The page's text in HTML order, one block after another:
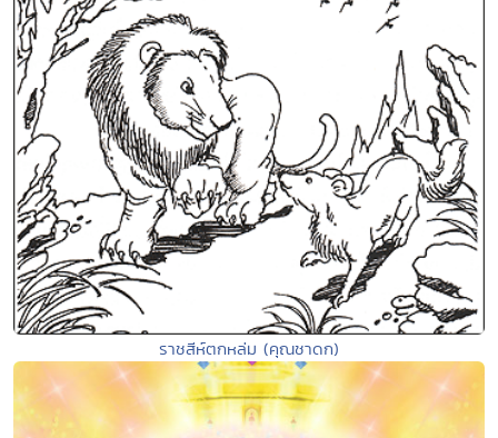
ราชสีห์ตกหล่ม (คุณชาดก)